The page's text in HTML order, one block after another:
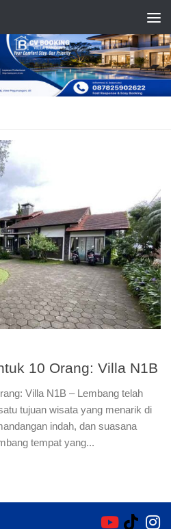
10 Orang: Villa N1B
Villa N1B – Lembang telah
tujuan wisata yang menarik di
indah, dan suasana
tempat yang...